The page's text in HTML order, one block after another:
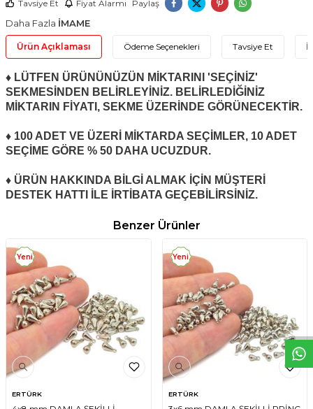
W
h
t
s
a
p
p
D
e
s
e
H
a
t
t
Tavsiye Et Fiyat Alarmı Paylaş
Daha Fazla İMAME
Ürün Açıklaması Ödeme Seçenekleri Tavsiye Et
♦ LÜTFEN ÜRÜNÜNÜZÜN MİKTARINI 'SEÇİNİZ'
SEKMESİNDEN BELİRLEYİNİZ. BELİRLEDİĞİNİZ
MİKTARIN FİYATI, SEKME ÜZERİNDE GÖRÜNECEKTİR.
♦ 100 ADET VE ÜZERİ MİKTARDA SEÇİMLER, 10 ADET
SEÇİME GÖRE % 50 DAHA UCUZDUR.
♦ ÜRÜN HAKKINDA BİLGİ ALMAK İÇİN MÜŞTERİ
DESTEK HATTI İLE İRTİBATA GEÇEBİLİRSİNİZ.
Benzer Ürünler
Yeni
ERTÜRK
Yeni
ERTÜRK